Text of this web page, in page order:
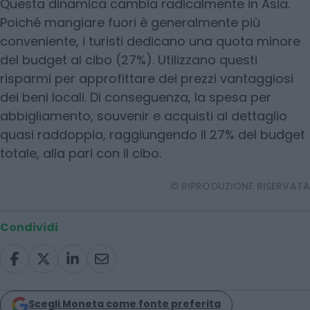
Questa dinamica cambia radicalmente in Asia.
Poiché mangiare fuori è generalmente più
conveniente, i turisti dedicano una quota minore
del budget al cibo (27%). Utilizzano questi
risparmi per approfittare dei prezzi vantaggiosi
dei beni locali. Di conseguenza, la spesa per
abbigliamento, souvenir e acquisti al dettaglio
quasi raddoppia, raggiungendo il 27% del budget
totale, alla pari con il cibo.
© RIPRODUZIONE RISERVATA
Condividi
Scegli Moneta come fonte preferita